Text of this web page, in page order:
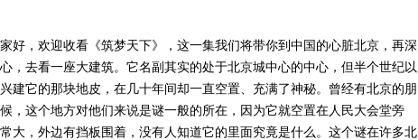
好，欢迎收看《筑梦天下》，这一集我们将带你到中国的心脏北京，再深
，去看一座大建筑。它名副其实的处于北京城中心的中心，但半个世纪以
建它的那块地皮，在几十年间却一直空置、充满了神秘。曾经有北京的朋
，这个地方对他们来说是谜一般的所在，因为它就空置在人民大会堂旁
大，外边有挡板围着，没有人知道它的里面究竟是什么。这个谜在许多北